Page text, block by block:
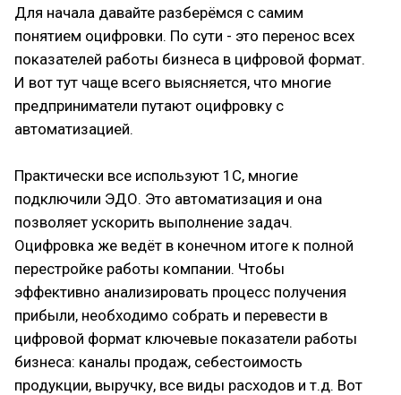
Для начала давайте разберёмся с самим
понятием оцифровки. По сути - это перенос всех
показателей работы бизнеса в цифровой формат.
И вот тут чаще всего выясняется, что многие
предприниматели путают оцифровку с
автоматизацией.
Практически все используют 1С, многие
подключили ЭДО. Это автоматизация и она
позволяет ускорить выполнение задач.
Оцифровка же ведёт в конечном итоге к полной
перестройке работы компании. Чтобы
эффективно анализировать процесс получения
прибыли, необходимо собрать и перевести в
цифровой формат ключевые показатели работы
бизнеса: каналы продаж, себестоимость
продукции, выручку, все виды расходов и т.д. Вот